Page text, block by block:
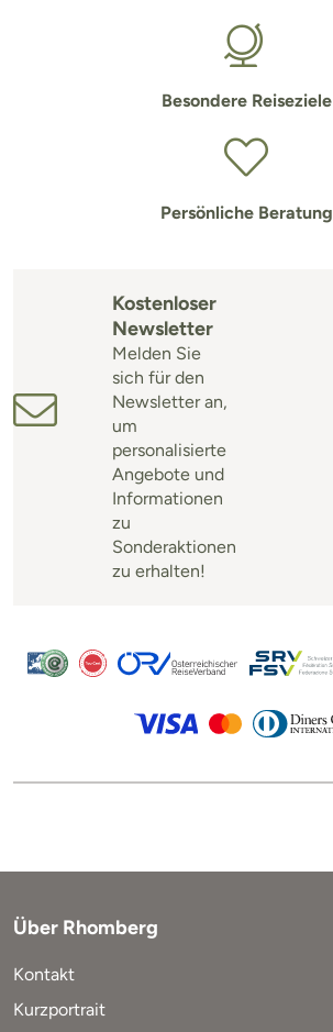
Besondere Reiseziele
Persönliche Beratung
Kostenloser
Newsletter
Melden Sie
sich für den
Newsletter an,
um
personalisierte
Angebote und
Informationen
zu
Sonderaktionen
zu erhalten!
Über Rhomberg
Kontakt
Kurzportrait